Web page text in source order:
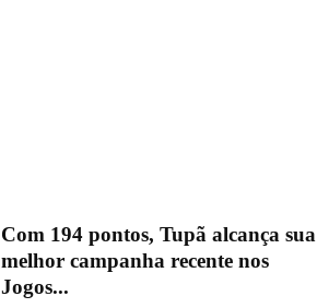
Com 194 pontos, Tupã alcança sua
melhor campanha recente nos
Jogos...